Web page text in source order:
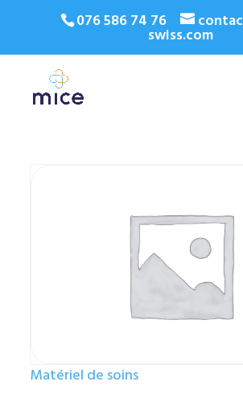
076 586 74 76
swiss.com
Matériel de soins